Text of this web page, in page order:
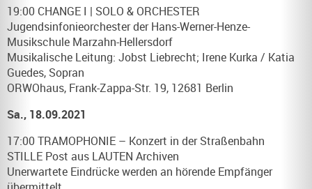
19:00 CHANGE I | SOLO & ORCHESTER
Jugendsinfonieorchester der Hans-Werner-Henze-
Musikschule Marzahn-Hellersdorf
Musikalische Leitung: Jobst Liebrecht; Irene Kurka / Katia
Guedes, Sopran
ORWOhaus, Frank-Zappa-Str. 19, 12681 Berlin
Sa., 18.09.2021
17:00 TRAMOPHONIE – Konzert in der Straßenbahn
STILLE Post aus LAUTEN Archiven
Unerwartete Eindrücke werden an hörende Empfänger